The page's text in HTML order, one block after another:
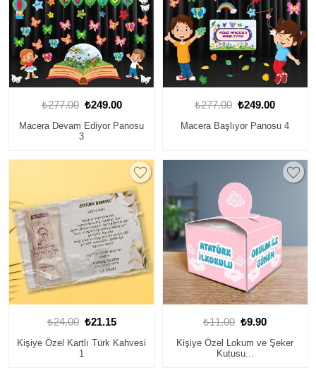
₺277.00 ₺249.00
Macera Devam Ediyor Panosu
3
₺277.00 ₺249.00
Macera Başlıyor Panosu 4
₺24.00 ₺21.15
Kişiye Özel Kartlı Türk Kahvesi
1
₺11.00 ₺9.90
Kişiye Özel Lokum ve Şeker
Kutusu...